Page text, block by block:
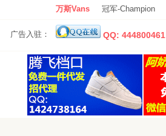
万斯Vans 冠军-Champion
广告入驻： QQ: 444800461